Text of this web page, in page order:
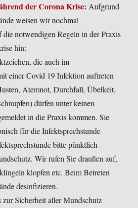
der Corona Krise: Aufgrund
weisen wir nochmal
die notwendigen Regeln in der Praxis
hin:
die auch im
einer Covid 19 Infektion auftreten
Atemnot, Durchfall, Übelkeit,
dürfen unter keinen
in die Praxis kommen. Sie
für die Infektsprechstunde
bitte pünktlich
Wir rufen Sie draußen auf,
klopfen etc. Beim Betreten
desinfizieren.
Sicherheit aller Mundschutz